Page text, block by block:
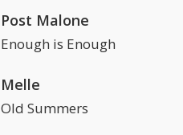
Post Malone
Enough is Enough
Melle
Old Summers